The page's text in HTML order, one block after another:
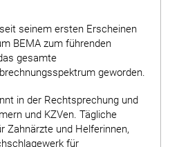
seinem ersten Erscheinen
BEMA zum führenden
gesamte
geworden.
in der Rechtsprechung und
und KZVen. Tägliche
Zahnärzte und Helferinnen,
für